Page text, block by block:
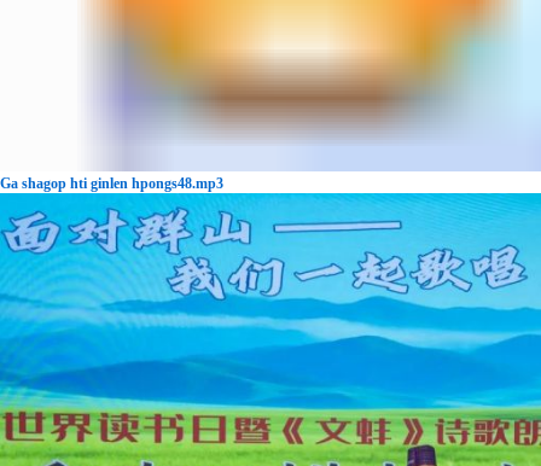
Ga shagop hti ginlen hpongs48.mp3